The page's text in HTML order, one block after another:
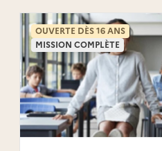
OUVERTE DÈS 16 ANS
MISSION COMPLÈTE